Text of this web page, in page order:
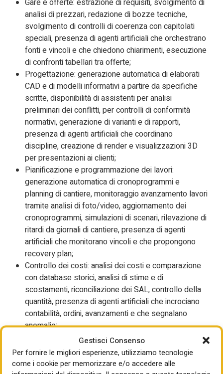
Gestisci Consenso
Per fornire le migliori esperienze, utilizziamo tecnologie
come i cookie per memorizzare e/o accedere alle
Gare e offerte: estrazione di requisiti, svolgimento di
analisi di prezzari, redazione di bozze tecniche,
svolgimento di controlli di coerenza con capitolati
speciali, presenza di agenti artificiali che orchestrano
fonti e vincoli e che chiedono chiarimenti, esecuzione
di confronti tabellari tra offerte;
Progettazione: generazione automatica di elaborati
CAD e di modelli informativi a partire da specifiche
scritte, disponibilità di assistenti per analisi
preliminari dei conflitti, per controlli di conformità
normativi, generazione di varianti e di rapporti,
presenza di agenti artificiali che coordinano
discipline, creazione di render e visualizzazioni 3D
per presentazioni ai clienti;
Pianificazione e programmazione dei lavori:
generazione automatica di cronoprogrammi e
planning di cantiere, monitoraggio avanzamento lavori
tramite analisi di foto/video, aggiornamento dei
cronoprogrammi, simulazioni di scenari, rilevazione di
ritardi da giornali di cantiere, presenza di agenti
artificiali che monitorano vincoli e che propongono
recovery plan;
Controllo dei costi: analisi dei costi e comparazione
con database storici, analisi di stime e di
scostamenti, riconciliazione dei SAL, controllo della
quantità, presenza di agenti artificiali che incrociano
contabilità, ordini, avanzamenti e che segnalano
anomalie;
Gestione della catena di fornitura: confronto tra le
offerte dei fornitori, risk scoring delle consegne,
tracciamento dei materiali, presenza di agenti